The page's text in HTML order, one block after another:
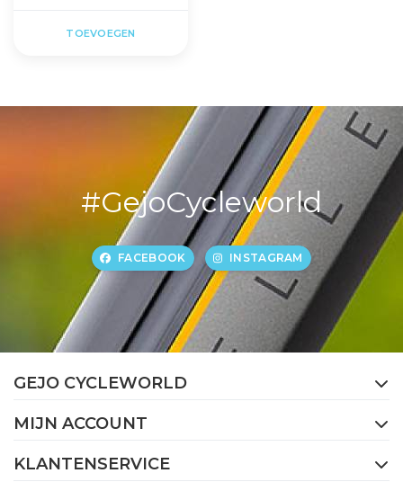
TOEVOEGEN
#GejoCycleworld
FACEBOOK INSTAGRAM
GEJO CYCLEWORLD
MIJN ACCOUNT
KLANTENSERVICE